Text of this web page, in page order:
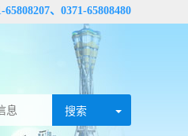
、0371-65808480